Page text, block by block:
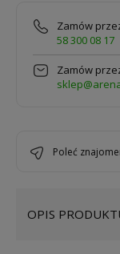
Zamów
58 300 08 17
Zamów
poleć
OPIS